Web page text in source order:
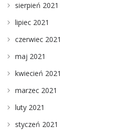
sierpień 2021
lipiec 2021
czerwiec 2021
maj 2021
kwiecień 2021
marzec 2021
luty 2021
styczeń 2021